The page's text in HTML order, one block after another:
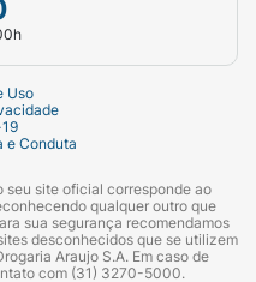
Uso
e Conduta
seu site oficial corresponde ao
qualquer outro que
sua segurança recomendamos
desconhecidos que se utilizem
Araujo S.A. Em caso de
com (31) 3270-5000.